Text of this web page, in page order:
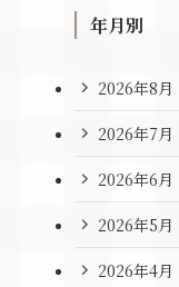
年月別
2026年8月
2026年7月
2026年6月
2026年5月
2026年4月